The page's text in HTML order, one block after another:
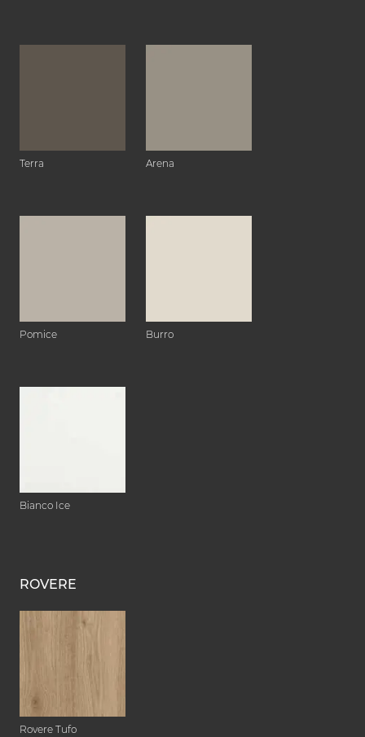
Terra Arena
Pomice Burro
Bianco Ice
ROVERE
Rovere Tufo